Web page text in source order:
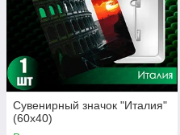
Сувенирный значок "Италия"
(60х40)